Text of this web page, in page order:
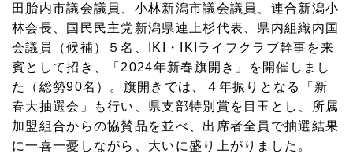
田胎内市議会議員、小林新潟市議会議員、連合新潟小
林会長、国民民主党新潟県連上杉代表、県内組織内国
会議員（候補）５名、IKI・IKIライフクラブ幹事を来
賓として招き、「2024年新春旗開き」を開催しまし
た（総勢90名）。旗開きでは、４年振りとなる「新
春大抽選会」も行い、県支部特別賞を目玉とし、所属
加盟組合からの協賛品を並べ、出席者全員で抽選結果
に一喜一憂しながら、大いに盛り上がりました。